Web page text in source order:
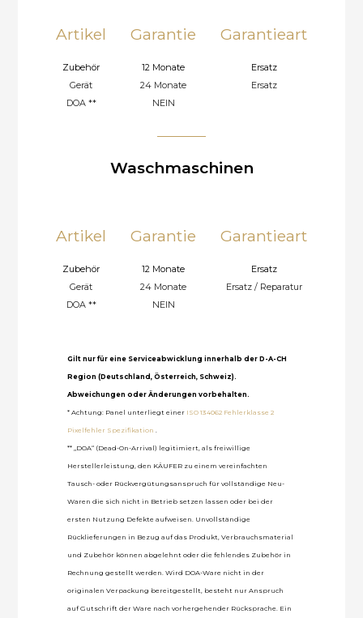
Artikel Garantie Garantieart
Zubehör 12 Monate
Ersatz
Gerät
24 Monate
Ersatz
DOA **
NEIN
Waschmaschinen
Artikel Garantie Garantieart
Zubehör 12 Monate
Ersatz
Gerät
24 Monate
Ersatz / Reparatur
DOA **
NEIN
Gilt nur für eine Serviceabwicklung innerhalb der D-A-CH
Region (Deutschland, Österreich, Schweiz).
Abweichungen oder Änderungen vorbehalten.
* Achtung: Panel unterliegt einer ISO 134062 Fehlerklasse 2
Pixelfehler Spezifikation
** „DOA“ (Dead-On-Arrival) legitimiert, als freiwillige
Herstellerleistung, den KÄUFER zu einem vereinfachten
Tausch- oder Rückvergütungsanspruch für vollständige Neu-
Waren die sich nicht in Betrieb setzen lassen oder bei der
ersten Nutzung Defekte aufweisen. Unvollständige
Rücklieferungen in Bezug auf das Produkt, Verbrauchsmaterial
und Zubehör können abgelehnt oder die fehlendes Zubehör in
Rechnung gestellt werden. Wird DOA-Ware nicht in der
originalen Verpackung bereitgestellt, besteht nur Anspruch
auf Gutschrift der Ware nach vorhergehender Rücksprache. Ein